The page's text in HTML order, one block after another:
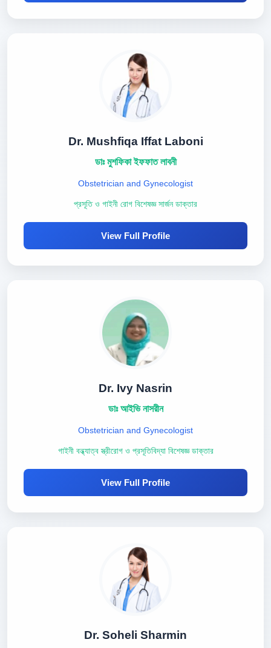
Dr. Mushfiqa Iffat Laboni
ডাঃ মুশফিকা ইফফাত লাবনী
Obstetrician and Gynecologist
প্রসূতি ও গাইনী রোগ বিশেষজ্ঞ সার্জন ডাক্তার
View Full Profile
Dr. Ivy Nasrin
ডাঃ আইভি নাসরীন
Obstetrician and Gynecologist
গাইনী বন্ধ্যাত্ব স্ত্রীরোগ ও প্রসূতিবিদ্যা বিশেষজ্ঞ ডাক্তার
View Full Profile
Dr. Soheli Sharmin